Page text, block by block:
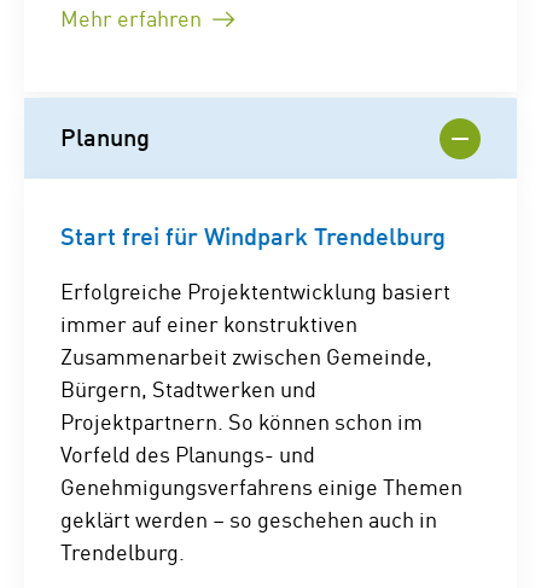
Mehr erfahren
Planung
Start frei für Windpark Trendelburg
Erfolgreiche Projektentwicklung basiert
immer auf einer konstruktiven
Zusammenarbeit zwischen Gemeinde,
Bürgern, Stadtwerken und
Projektpartnern. So können schon im
Vorfeld des Planungs- und
Genehmigungsverfahrens einige Themen
geklärt werden – so geschehen auch in
Trendelburg.